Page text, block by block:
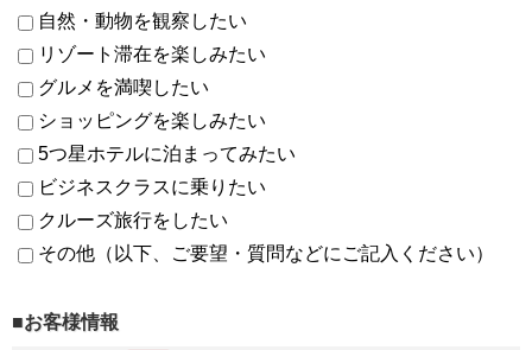
自然・動物を観察したい
リゾート滞在を楽しみたい
グルメを満喫したい
ショッピングを楽しみたい
5つ星ホテルに泊まってみたい
ビジネスクラスに乗りたい
クルーズ旅行をしたい
その他（以下、ご要望・質問などにご記入ください）
■お客様情報